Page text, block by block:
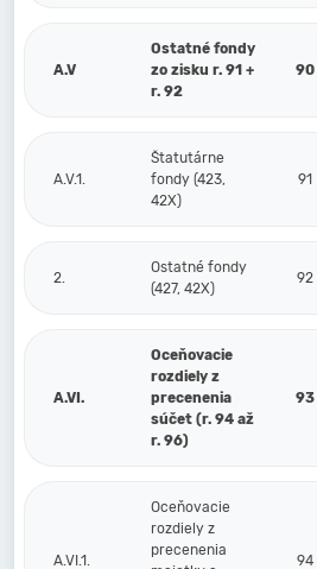
A.V
Ostatné fondy
zo zisku r. 91 +
r. 92
90
A.V.1.
Štatutárne
fondy (423,
42X)
91
2.
Ostatné fondy
(427, 42X)
92
A.VI.
Oceňovacie
rozdiely z
precenenia
súčet (r. 94 až
r. 96)
93
A.VI.1.
Oceňovacie
rozdiely z
precenenia
94